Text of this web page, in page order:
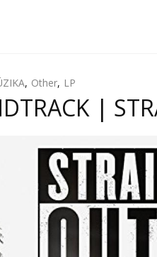
, Other, LP
|